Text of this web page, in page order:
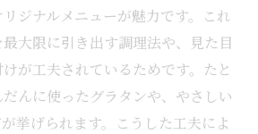
ジナルメニューが魅力です。これ
大限に引き出す調理法や、見た目
が工夫されているためです。たと
んに使ったグラタンや、やさしい
挙げられます。こうした工夫によ